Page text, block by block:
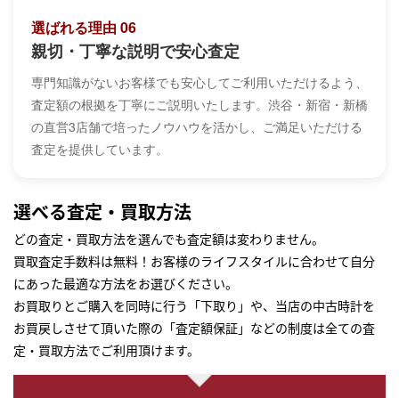
選ばれる理由 06
親切・丁寧な説明で安心査定
専門知識がないお客様でも安心してご利用いただけるよう、
査定額の根拠を丁寧にご説明いたします。渋谷・新宿・新橋
の直営3店舗で培ったノウハウを活かし、ご満足いただける
査定を提供しています。
選べる査定・買取方法
どの査定・買取方法を選んでも査定額は変わりません。
買取査定手数料は無料！お客様のライフスタイルに合わせて自分
にあった最適な方法をお選びください。
お買取りとご購入を同時に行う「下取り」や、当店の中古時計を
お買戻しさせて頂いた際の「査定額保証」などの制度は全ての査
定・買取方法でご利用頂けます。